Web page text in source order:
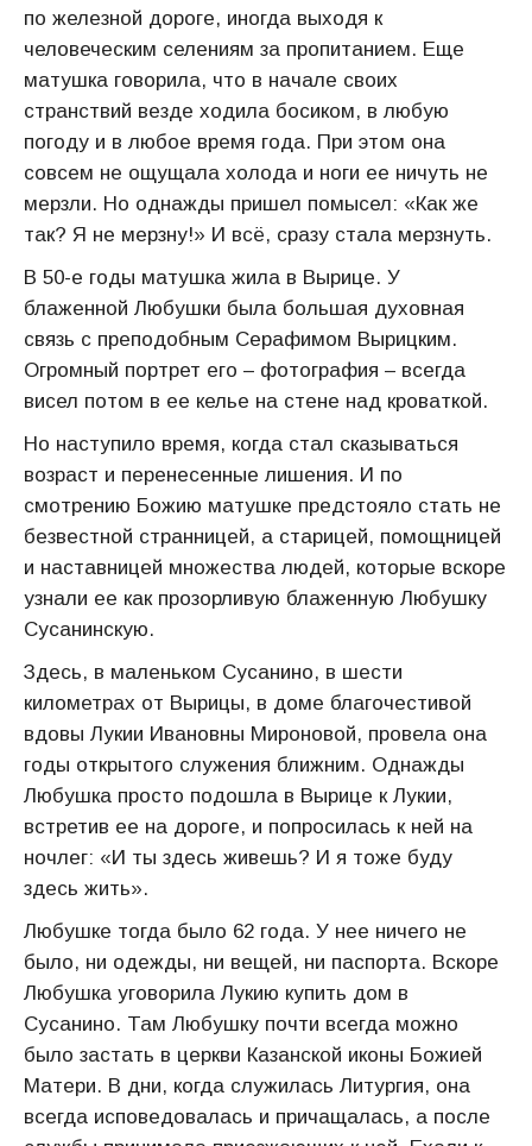
по железной дороге, иногда выходя к
человеческим селениям за пропитанием. Еще
матушка говорила, что в начале своих
странствий везде ходила босиком, в любую
погоду и в любое время года. При этом она
совсем не ощущала холода и ноги ее ничуть не
мерзли. Но однажды пришел помысел: «Как же
так? Я не мерзну!» И всё, сразу стала мерзнуть.
В 50-е годы матушка жила в Вырице. У
блаженной Любушки была большая духовная
связь с преподобным Серафимом Вырицким.
Огромный портрет его – фотография – всегда
висел потом в ее келье на стене над кроваткой.
Но наступило время, когда стал сказываться
возраст и перенесенные лишения. И по
смотрению Божию матушке предстояло стать не
безвестной странницей, а старицей, помощницей
и наставницей множества людей, которые вскоре
узнали ее как прозорливую блаженную Любушку
Сусанинскую.
Здесь, в маленьком Сусанино, в шести
километрах от Вырицы, в доме благочестивой
вдовы Лукии Ивановны Мироновой, провела она
годы открытого служения ближним. Однажды
Любушка просто подошла в Вырице к Лукии,
встретив ее на дороге, и попросилась к ней на
ночлег: «И ты здесь живешь? И я тоже буду
здесь жить».
Любушке тогда было 62 года. У нее ничего не
было, ни одежды, ни вещей, ни паспорта. Вскоре
Любушка уговорила Лукию купить дом в
Сусанино. Там Любушку почти всегда можно
было застать в церкви Казанской иконы Божией
Матери. В дни, когда служилась Литургия, она
всегда исповедовалась и причащалась, а после